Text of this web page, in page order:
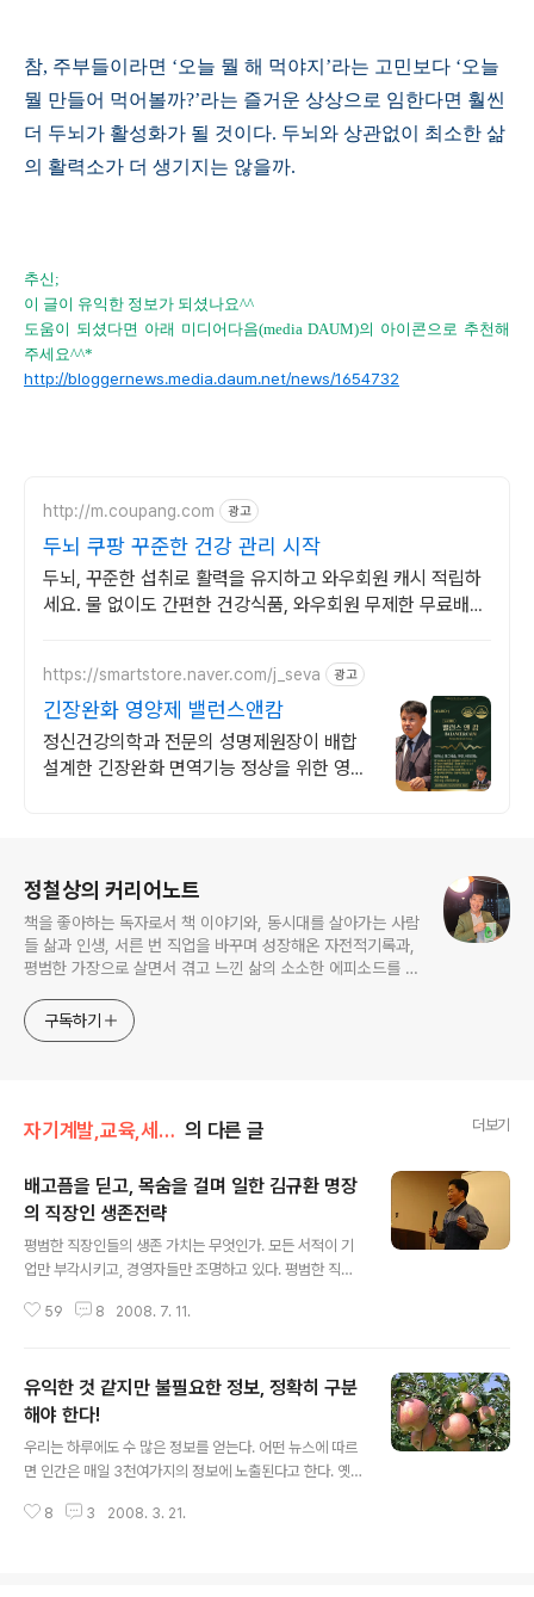
참, 주부들이라면 ‘오늘 뭘 해 먹야지’라는 고민보다 ‘오늘
뭘 만들어 먹어볼까?’라는 즐거운 상상으로 임한다면 훨씬
더 두뇌가 활성화가 될 것이다. 두뇌와 상관없이 최소한 삶
의 활력소가 더 생기지는 않을까.
추신;
이 글이 유익한 정보가 되셨나요^^
도움이 되셨다면 아래 미디어다음(media DAUM)의 아이콘으로 추천해
주세요^^*
http://bloggernews.media.daum.net/news/1654732
http://m.coupang.com 광고
두뇌 쿠팡 꾸준한 건강 관리 시작
두뇌, 꾸준한 섭취로 활력을 유지하고 와우회원 캐시 적립하
세요. 물 없이도 간편한 건강식품, 와우회원 무제한 무료배송
https://smartstore.naver.com/j_seva 광고
긴장완화 영양제 밸런스앤캄
정신건강의학과 전문의 성명제원장이 배합
설계한 긴장완화 면역기능 정상을 위한 영양
정철상의 커리어노트
책을 좋아하는 독자로서 책 이야기와, 동시대를 살아가는 사람
들 삶과 인생, 서른 번 직업을 바꾸며 성장해온 자전적기록과,
평범한 가장으로 살면서 겪고 느낀 삶의 소소한 에피소드를 전
고픈 커리어코치, 유튜브: 정교수의 인생수업
구독하기
자기계발,교육,세미나 의 다른 글 더보기
배고픔을 딛고, 목숨을 걸며 일한 김규환 명장
의 직장인 생존전략
평범한 직장인들의 생존 가치는 무엇인가. 모든 서적이 기
업만 부각시키고, 경영자들만 조명하고 있다. 평범한 직장
직장인으로 시작해서, 직장에 대한 종교적인 믿음으로까지
자신의 일에 종교적 믿음을 부여하라 위기의식과 절박함으
로 무장하라 (이미지출처; 휴넷, www.hunet.co.kr, 휴넷
초대로 강연하고 있는 김규환 명장) 개인은 기업에 무엇을
바라는가? 소위 최소한의 일을 하고 최대한의 보수를 희망
하는 것이 보통 사람들의 바람이 아닐까. 기업은 소속된 개
인에게 무엇을 바라는가? 최소한의 보수로 최대한의 성과
59 8 2008. 7. 11.
유익한 것 같지만 불필요한 정보, 정확히 구분
해야 한다!
우리는 하루에도 수 많은 정보를 얻는다. 어떤 뉴스에 따르
면 인간은 매일 3천여가지의 정보에 노출된다고 한다. 옛
이다. 현대사회가 그 만큼 다양하고 복잡해졌기 때문이다.
8 3 2008. 3. 21.